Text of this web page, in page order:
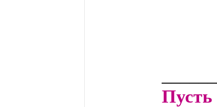
Пусть